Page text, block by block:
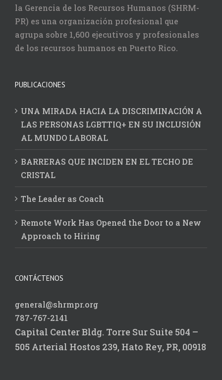
la Gerencia de los Recursos Humanos (SHRM-
PR) es una organización profesional que
agrupa sobre 1,600 ejecutivos y profesionales
de los recursos humanos en Puerto Rico.
PUBLICACIONES
UNA MIRADA HACIA LA DISCRIMINACIÓN A
LAS PERSONAS LGBTTIQ+ EN SU INCLUSIÓN
AL MUNDO LABORAL
BARRERAS QUE INCIDEN EN EL TECHO DE
CRISTAL
The Leader as Coach
Remote Work Has Opened the Door to a New
Approach to Hiring
CONTÁCTENOS
general@shrmpr.org
787-767-2141
Capital Center Bldg. Torre Sur Suite 504 –
505 Arterial Hostos 239, Hato Rey, PR, 00918